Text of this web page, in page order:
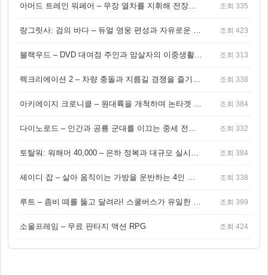
아머드 트레인 워페어 – 무장 열차를 지휘해 전장을 돌파하는 생존 전투 게임 조회 335
랑그릿사: 검의 바다 – 듀얼 영웅 편성과 자유로운 탐험을 결합한 판타지 전략 RPG 조회 423
블랙우드 – DVD 대여점 주인과 암살자의 이중생활을 그린 3인칭 액션 스릴러 게임 조회 313
렉크리에이션 2 – 차량 충돌과 지름길 경쟁을 즐기는 오픈월드 아케이드 레이싱 게임 조회 338
아키에이지 크로니클 – 원대륙을 개척하며 논타겟 전투를 즐기는 오픈월드 MMORPG 조회 384
다이노로드 – 인간과 공룡 군대를 이끄는 중세 전략 액션 RPG 조회 332
토탈워: 워해머 40,000 – 은하 정복과 대규모 실시간 전투가 결합된 전략 게임! 조회 384
셰이디 잡 – 살아 움직이는 가방을 운반하는 4인 협동 물리 어드벤처 게임 조회 338
루트 – 좀비 떼를 뚫고 달려라! 스쿨버스가 유일한 집이 되는 4인 협동 생존 게임 조회 399
소울프레임 – 무료 판타지 액션 RPG 조회 424